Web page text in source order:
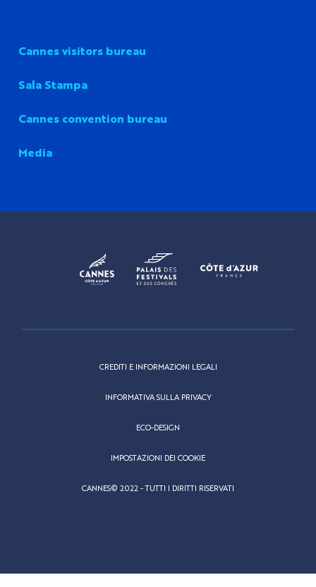
Cannes visitors bureau
Sala Stampa
Cannes convention bureau
Media
CREDITI E INFORMAZIONI LEGALI
INFORMATIVA SULLA PRIVACY
ECO-DESIGN
IMPOSTAZIONI DEI COOKIE
CANNES© 2022 - TUTTI I DIRITTI RISERVATI